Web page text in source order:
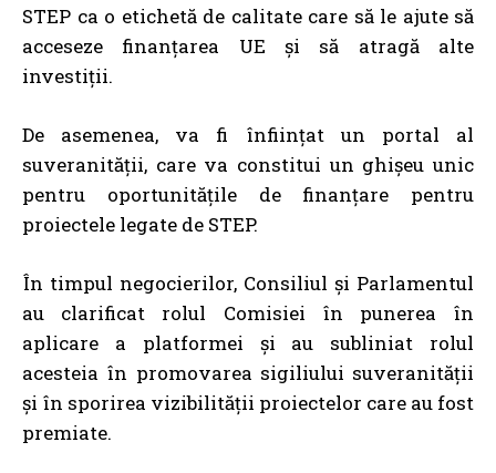
STEP ca o etichetă de calitate care să le ajute să
acceseze finanțarea UE și să atragă alte
investiții.
De asemenea, va fi înființat un portal al
suveranității, care va constitui un ghișeu unic
pentru oportunitățile de finanțare pentru
proiectele legate de STEP.
În timpul negocierilor, Consiliul și Parlamentul
au clarificat rolul Comisiei în punerea în
aplicare a platformei și au subliniat rolul
acesteia în promovarea sigiliului suveranității
și în sporirea vizibilității proiectelor care au fost
premiate.